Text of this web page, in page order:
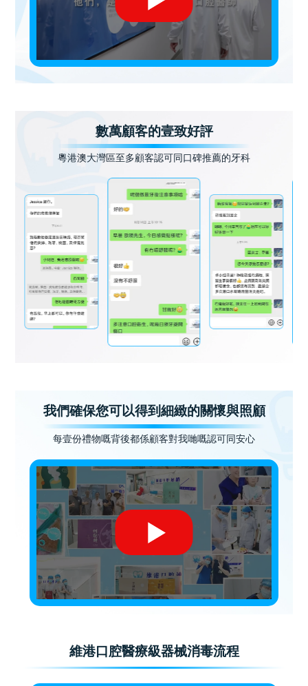
數萬顧客的壹致好評
粵港澳大灣區至多顧客認可同口碑推薦的牙科
我們確保您可以得到細緻的關懷與照顧
每壹份禮物嘅背後都係顧客對我哋嘅認可同安心
維港口腔醫療級器械消毒流程